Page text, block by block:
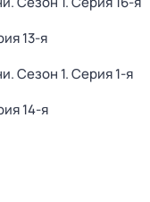
13-я
. Сезон 1. Серия 1-я
14-я